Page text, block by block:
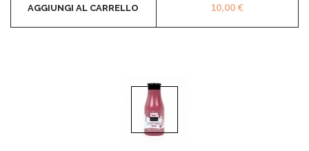
10,00€
AGGIUNGI AL CARRELLO